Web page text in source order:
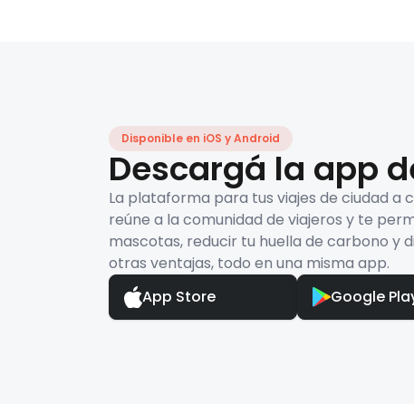
Disponible en iOS y Android
Descargá la app
La plataforma para tus viajes de ciudad a
reúne a la comunidad de viajeros y te
mascotas, reducir tu huella de carbono y
otras ventajas, todo en una misma app.
App Store
Google